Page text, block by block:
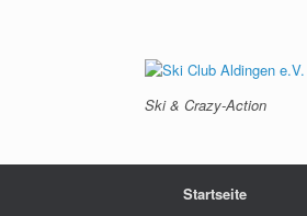
Ski & Crazy-Action
Startseite